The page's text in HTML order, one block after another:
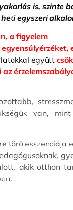
is, szinte
egyszeri
a figyelem
együtt
van, mint
törő esszenciája
akik otthon